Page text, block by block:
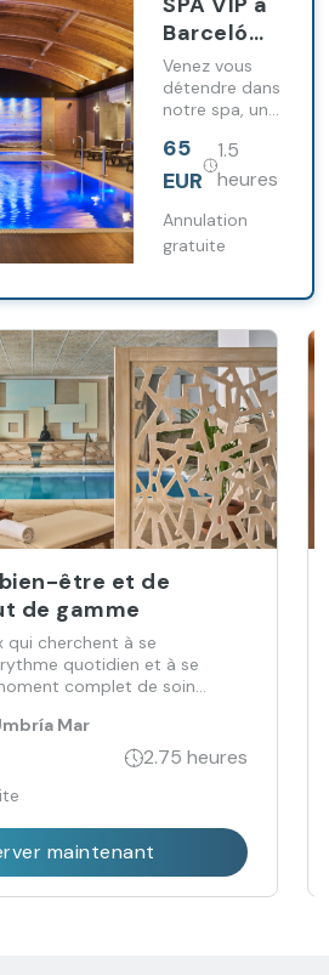
Barceló
Punta
Umbría
Venez vous
détendre dans
notre spa, un
aquatique
exclusif avec
particulière
pour une
expérience de
totale.
65
EUR
1.5
heures
Annulation
gratuite
être et de
de gamme
qui cherchent à se
quotidien et à se
complet de soin
privilégié.
Mar
2.75 heures
maintenant